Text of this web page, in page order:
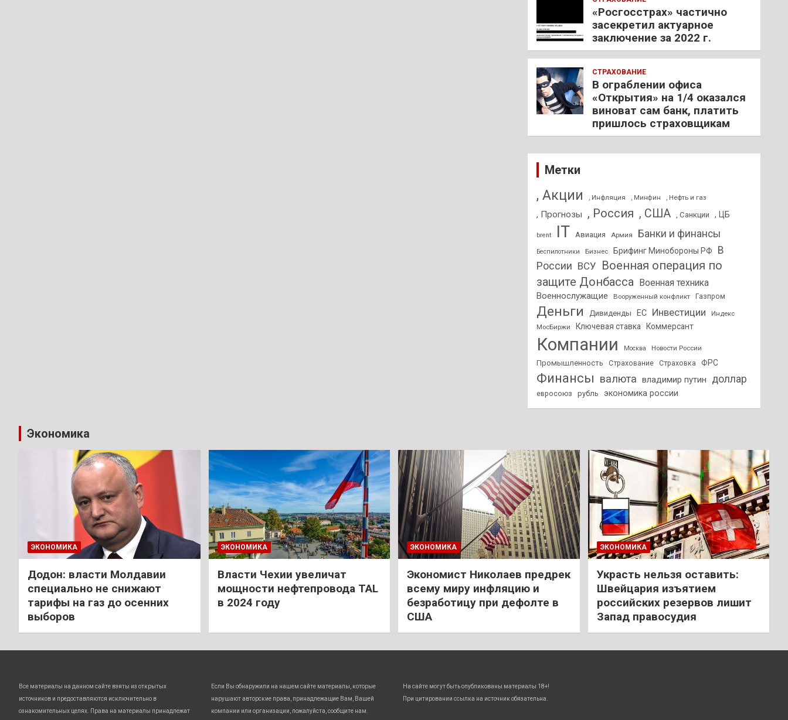
«Росгосстрах» частично
засекретил актуарное
заключение за 2022 г.
СТРАХОВАНИЕ
В ограблении офиса
«Открытия» на 1/4 оказался
виноват сам банк, платить
пришлось страховщикам
Метки
, Акции , Инфляция , Минфин , Нефть и газ
, Прогнозы , Россия , США , Санкции , ЦБ
brent IT Авиация Армия Банки и финансы
Беспилотники Бизнес Брифинг Минобороны РФ
В
России ВСУ Военная операция по
защите Донбасса Военная техника
Военнослужащие Вооруженный конфликт Газпром
Деньги Дивиденды ЕС Инвестиции
Индекс
МосБиржи
Ключевая ставка Коммерсант
Компании Москва Новости России
Промышленность Страхование Страховка ФРС
Финансы валюта владимир путин доллар
евросоюз рубль экономика россии
Экономика
ЭКОНОМИКА
Додон: власти Молдавии
специально не снижают
тарифы на газ до осенних
выборов
ЭКОНОМИКА
Власти Чехии увеличат
мощности нефтепровода TAL
в 2024 году
ЭКОНОМИКА
Экономист Николаев предрек
всему миру инфляцию и
безработицу при дефолте в
США
ЭКОНОМИКА
Украсть нельзя оставить:
Швейцария изъятием
российских резервов лишит
Запад правосудия
Все материалы на данном сайте взяты из открытых
источников и предоставляются исключительно в
ознакомительных целях. Права на материалы принадлежат
Если Вы обнаружили на нашем сайте материалы, которые
нарушают авторские права, принадлежащие Вам, Вашей
компании или организации, пожалуйста, сообщите нам.
На сайте могут быть опубликованы материалы 18+!
При цитировании ссылка на источник обязательна.